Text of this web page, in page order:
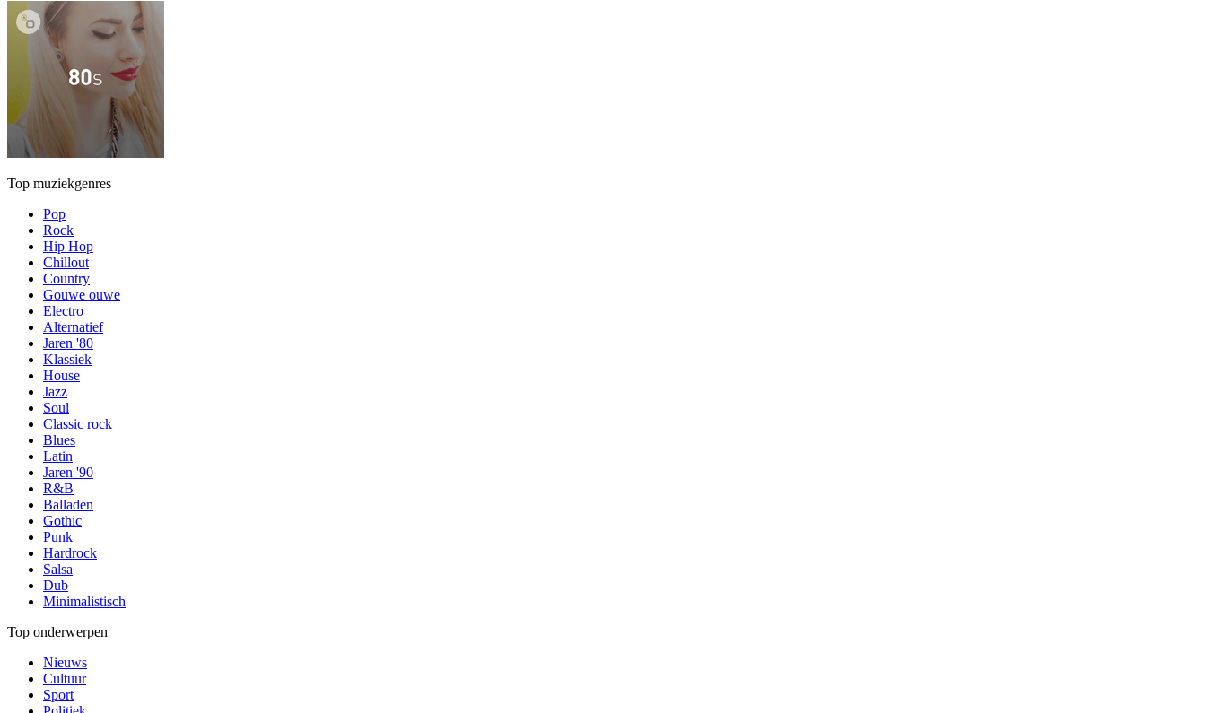
Top muziekgenres
Pop
Rock
Hip Hop
Chillout
Country
Gouwe ouwe
Electro
Alternatief
Jaren '80
Klassiek
House
Jazz
Soul
Classic rock
Blues
Latin
Jaren '90
R&B
Balladen
Gothic
Punk
Hardrock
Salsa
Dub
Minimalistisch
Top onderwerpen
Nieuws
Cultuur
Sport